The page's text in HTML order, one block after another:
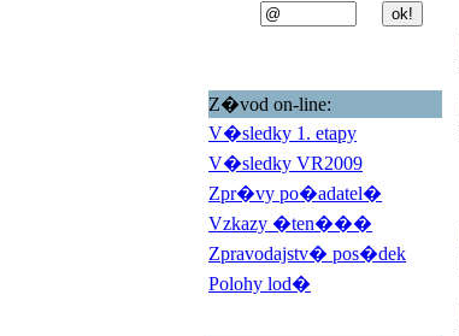
Z�vod on-line:
V�sledky 1. etapy
V�sledky VR2009
Zpr�vy po�adatel�
Vzkazy �ten���
Zpravodajstv� pos�dek
Polohy lod�